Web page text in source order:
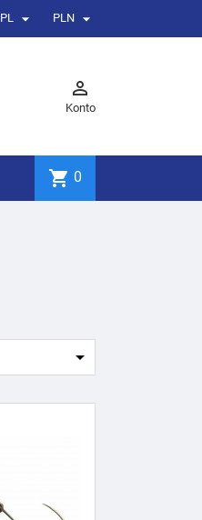
PL  PLN 

Konto
shopping_cart 0
